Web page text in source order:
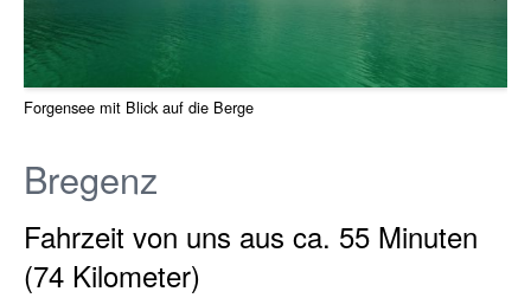
Forgensee mit Blick auf die Berge
Bregenz
Fahrzeit von uns aus ca. 55 Minuten
(74 Kilometer)